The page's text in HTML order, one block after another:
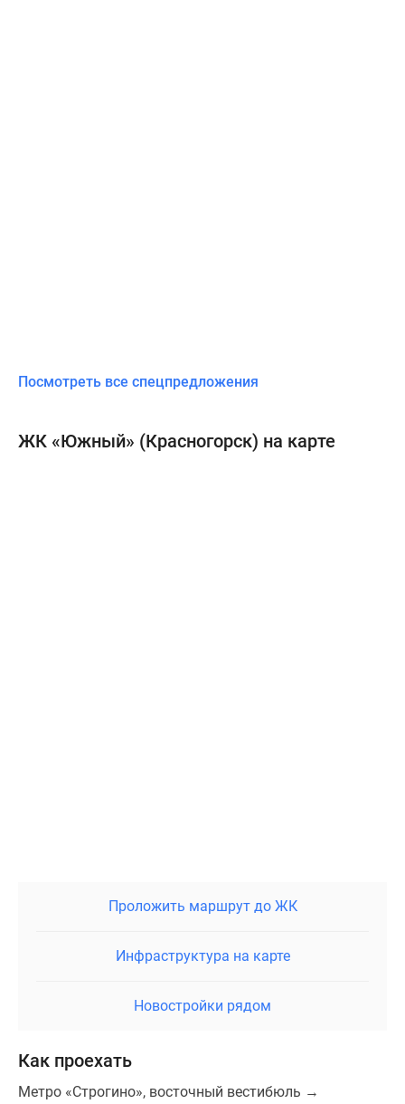
Посмотреть все спецпредложения
ЖК «Южный» (Красногорск) на карте
Проложить маршрут до ЖК
Инфраструктура на карте
Новостройки рядом
Как проехать
Метро «Строгино», восточный вестибюль →